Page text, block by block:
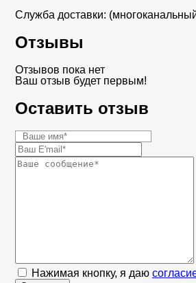
Служба доставки:
Отзывы
Отзывов пока нет
Ваш отзыв будет первым!
Оставить отзыв
Нажимая кнопку, я даю